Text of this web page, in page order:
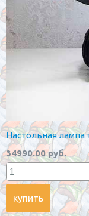
Настольная лампа
34990.00 руб.